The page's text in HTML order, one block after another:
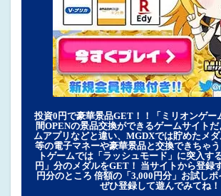
投資0円で豪華景品GET！！「ミリオンゲー
間OPENの景品交換ができるゲームサイト
ムアプリなどと違い、MGDXでは貯めたメダ
等の電子マネーや豪華景品と交換できちゃ
トゲームでは「ラッシュモード」に突入す
円」分のメダルをGET！ 当サイトから登録
円分のところ 倍額の「3,000円分」お試しポ
ぜひ登録して遊んでみてね！